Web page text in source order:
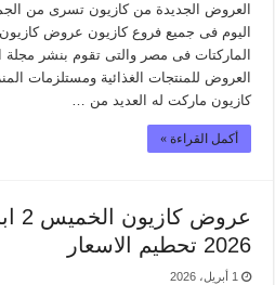
اليوم فى جميع فروع كازيون عروض
الماركتات فى مصر والتى تقوم بنشر
العروض للمنتجات الغذائية ومستلزمات
كازيون ماركت له العديد من …
أكمل القراءة »
2026 تحطيم الاسعار
1 أبريل، 2026